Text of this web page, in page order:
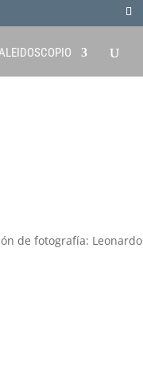
de fotografía: Leonardo